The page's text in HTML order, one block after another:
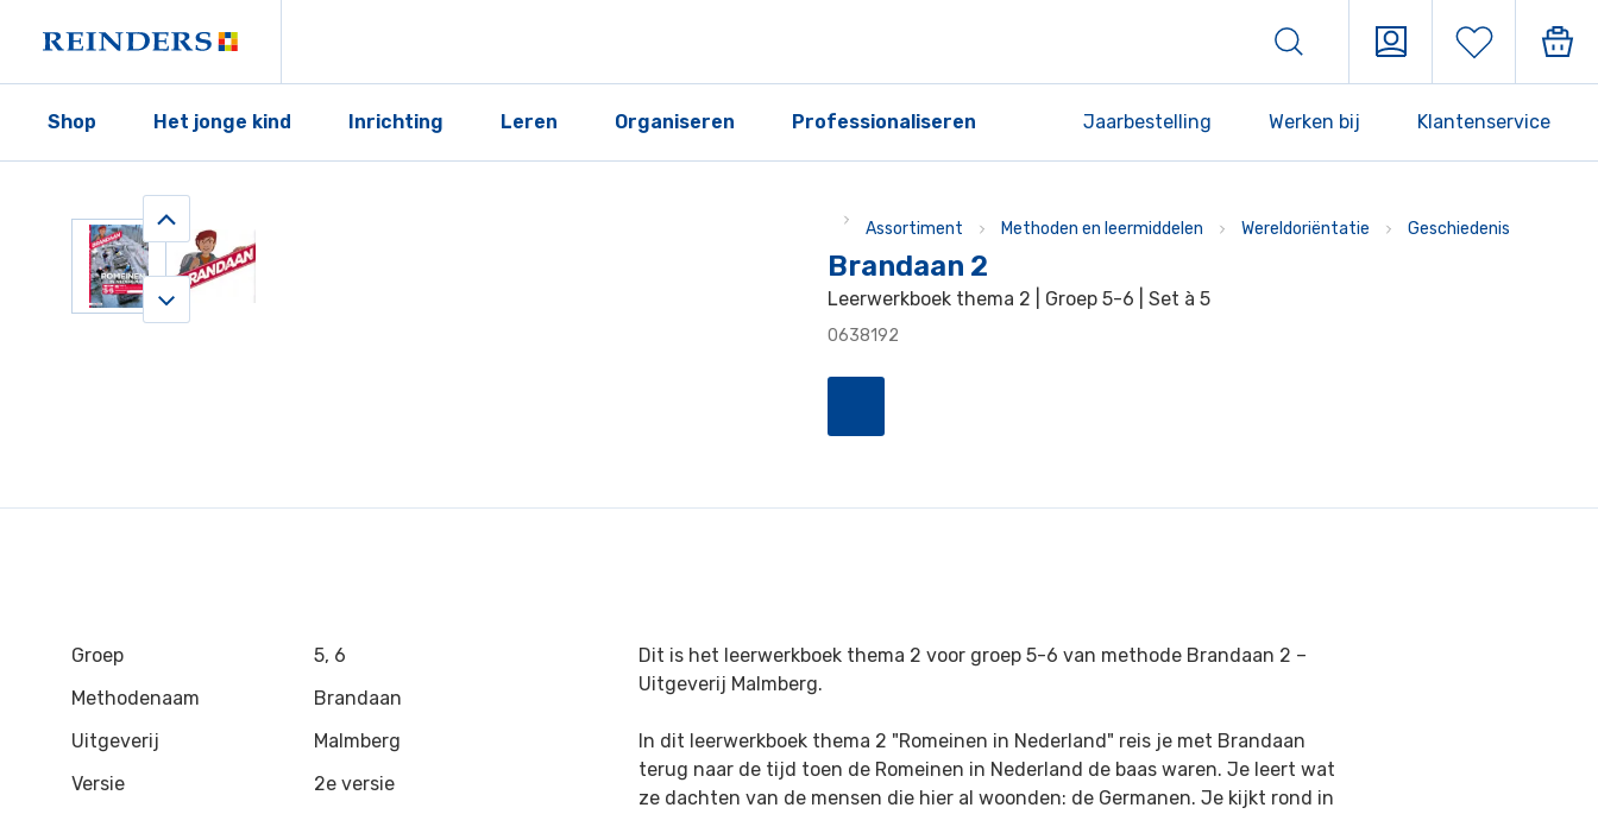
Shop Het jonge kind Inrichting Leren Organiseren Professionaliseren Jaarbestelling Werken bij Klantenservice
Assortiment Methoden en leermiddelen Wereldoriëntatie Geschiedenis
Brandaan 2
Leerwerkboek thema 2 | Groep 5-6 | Set à 5
0638192
Groep
5, 6
Methodenaam
Brandaan
Uitgeverij
Malmberg
Versie
2e versie
Dit is het leerwerkboek thema 2 voor groep 5-6 van methode Brandaan 2 –
Uitgeverij Malmberg.
In dit leerwerkboek thema 2 "Romeinen in Nederland" reis je met Brandaan
terug naar de tijd toen de Romeinen in Nederland de baas waren. Je leert wat
ze dachten van de mensen die hier al woonden: de Germanen. Je kijkt rond in